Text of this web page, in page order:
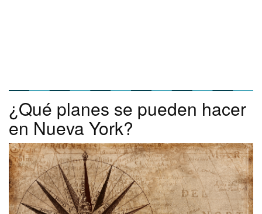
¿Qué planes se pueden hacer
en Nueva York?